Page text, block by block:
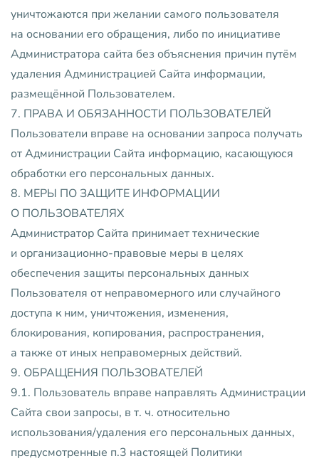
уничтожаются при желании самого пользователя
на основании его обращения, либо по инициативе
Администратора сайта без объяснения причин путём
удаления Администрацией Сайта информации,
размещённой Пользователем.
7. ПРАВА И ОБЯЗАННОСТИ ПОЛЬЗОВАТЕЛЕЙ
Пользователи вправе на основании запроса получать
от Администрации Сайта информацию, касающуюся
обработки его персональных данных.
8. МЕРЫ ПО ЗАЩИТЕ ИНФОРМАЦИИ
О ПОЛЬЗОВАТЕЛЯХ
Администратор Сайта принимает технические
и организационно-правовые меры в целях
обеспечения защиты персональных данных
Пользователя от неправомерного или случайного
доступа к ним, уничтожения, изменения,
блокирования, копирования, распространения,
а также от иных неправомерных действий.
9. ОБРАЩЕНИЯ ПОЛЬЗОВАТЕЛЕЙ
9.1. Пользователь вправе направлять Администрации
Сайта свои запросы, в т. ч. относительно
использования/удаления его персональных данных,
предусмотренные п.3 настоящей Политики